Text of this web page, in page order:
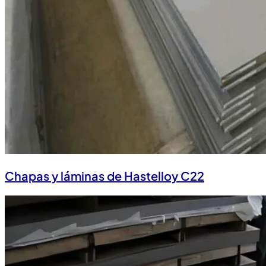
Chapas y láminas de Hastelloy C22